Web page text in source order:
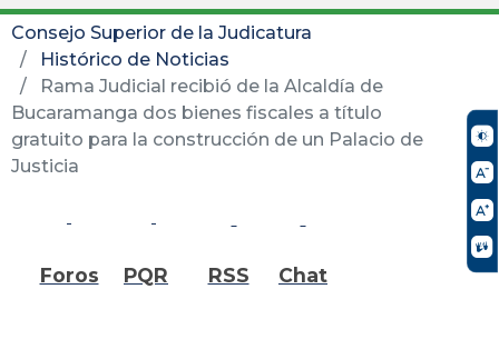
Consejo Superior de la Judicatura
Histórico de Noticias
Rama Judicial recibió de la Alcaldía de
Bucaramanga dos bienes fiscales a título
gratuito para la construcción de un Palacio de
Justicia
Foros PQR RSS Chat